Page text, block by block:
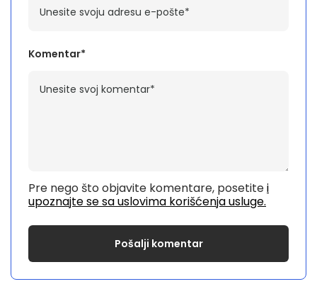
Komentar*
Pre nego što objavite komentare, posetitei
upoznajte se sa uslovima korišćenja usluge.